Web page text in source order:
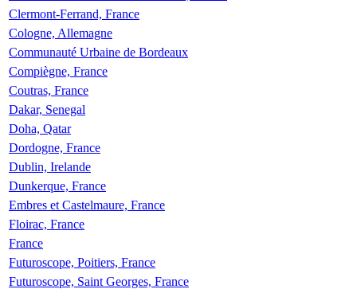
Clermont-Ferrand, France
Cologne, Allemagne
Communauté Urbaine de Bordeaux
Compiègne, France
Coutras, France
Dakar, Senegal
Doha, Qatar
Dordogne, France
Dublin, Irelande
Dunkerque, France
Embres et Castelmaure, France
Floirac, France
France
Futuroscope, Poitiers, France
Futuroscope, Saint Georges, France